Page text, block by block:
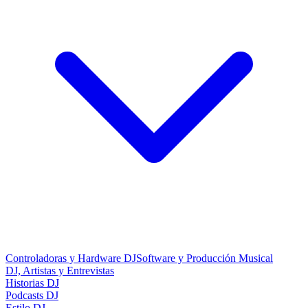
Controladoras y Hardware DJSoftware y Producción Musical
DJ, Artistas y Entrevistas
Historias DJ
Podcasts DJ